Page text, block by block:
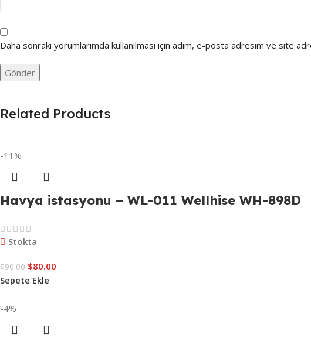
Daha sonraki yorumlarımda kullanılması için adım, e-posta adresim ve site
Related Products
-11%
Havya istasyonu – WL-011 Wellhise WH-898D
Stokta
$90.00 $80.00
Sepete Ekle
-4%